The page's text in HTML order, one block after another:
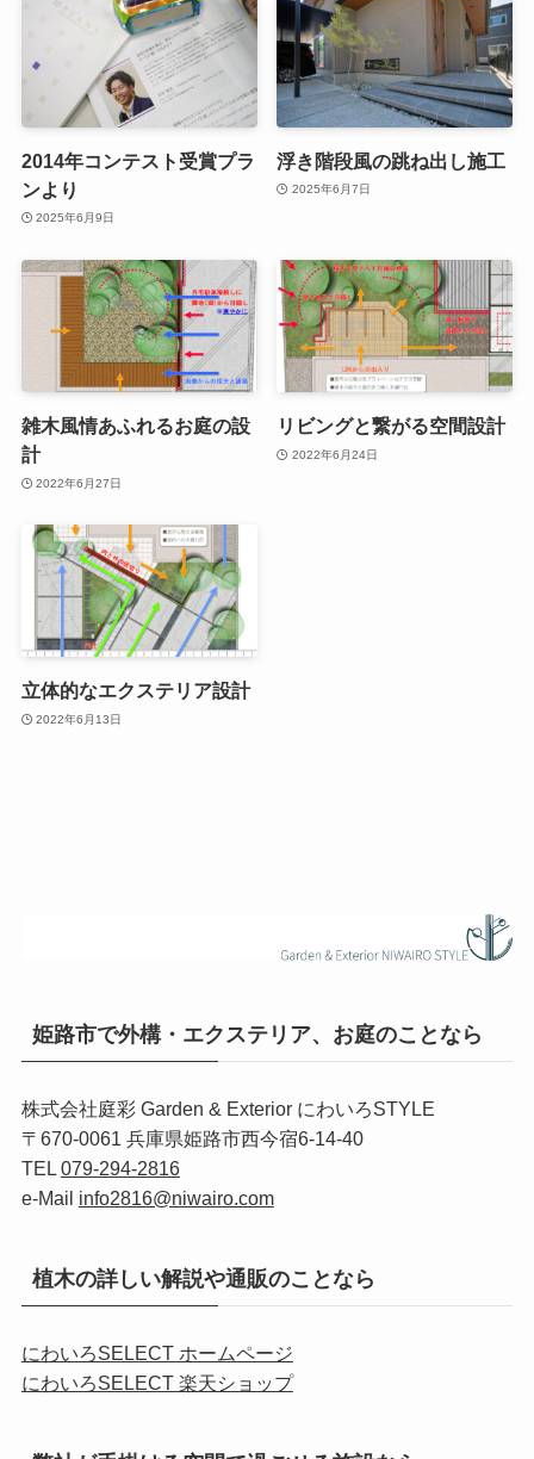
2014年コンテスト受賞プラ
ンより
2025年6月9日
浮き階段風の跳ね出し施工
2025年6月7日
雑木風情あふれるお庭の設
計
2022年6月27日
リビングと繋がる空間設計
2022年6月24日
立体的なエクステリア設計
2022年6月13日
姫路市で外構・エクステリア、お庭のことなら
株式会社庭彩 Garden & Exterior にわいろSTYLE
〒670-0061 兵庫県姫路市西今宿6-14-40
TEL 079-294-2816
e-Mail info2816@niwairo.com
植木の詳しい解説や通販のことなら
にわいろSELECT ホームページ
にわいろSELECT 楽天ショップ